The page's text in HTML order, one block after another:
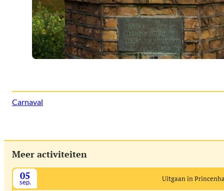
Carnaval
Meer activiteiten
05
sep. Uitgaan in